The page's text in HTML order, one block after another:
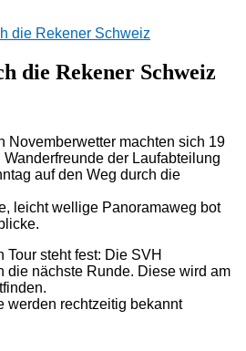
die Rekener Schweiz
die Rekener Schweiz
Novemberwetter machten sich 19
der Laufabteilung
auf den Weg durch die
leicht wellige Panoramaweg bot
steht fest: Die SVH
die nächste Runde. Diese wird am
werden rechtzeitig bekannt